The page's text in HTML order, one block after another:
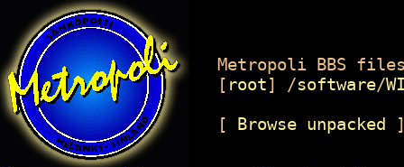
Metropoli BBS
[ root] /software/
[ Browse unpacked